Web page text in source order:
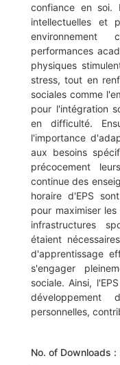
confiance en soi.
intellectuelles et
performances
physiques
stress, tout en
sociales comme
pour l'intégration
en difficulté.
l'importance
aux besoins
précocement
continue des
horaire d'EPS
pour maximiser
infrastructures
étaient
d'apprentissage
s'engager
sociale. Ainsi,
développement
personnelles,
No. of Downloads :